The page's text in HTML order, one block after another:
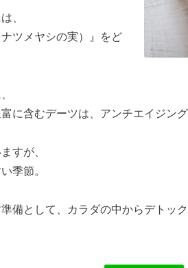
、
ツメヤシの実）』をど
に含むデーツは、アンチエイジン
すが、
季節。
備として、カラダの中からデトック